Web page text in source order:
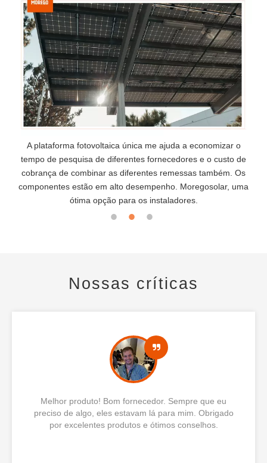
Moregosolar sempre pode me fornecer informações valiosas
no mercado chinês e recomendações de produtos e, às
vezes, eles estão dispostos a me recomendar linhas de
remessa mais eficazes, isso me traz muitos benefícios.
Nossas críticas
Melhor produto! Bom fornecedor. Sempre que eu
preciso de algo, eles estavam lá para mim. Obrigado
por excelentes produtos e ótimos conselhos.